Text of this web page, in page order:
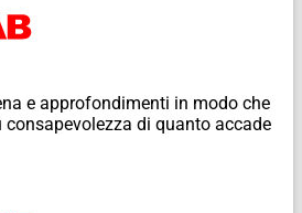
e approfondimenti in modo che
di quanto accade